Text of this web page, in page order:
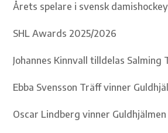
Årets spelare i svensk damishockey
SHL Awards 2025/2026
Johannes Kinnvall tilldelas Salming
Ebba Svensson Träff vinner
Oscar Lindberg vinner